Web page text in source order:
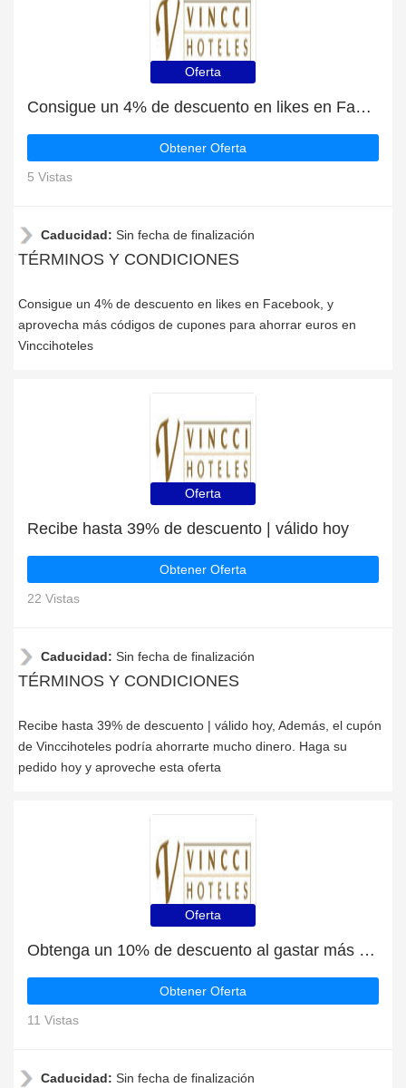
Oferta
Consigue un 4% de descuento en likes en Facebook
Obtener Oferta
5 Vistas
Caducidad: Sin fecha de finalización
TÉRMINOS Y CONDICIONES
Consigue un 4% de descuento en likes en Facebook, y
aprovecha más códigos de cupones para ahorrar euros en
Vinccihoteles
Oferta
Recibe hasta 39% de descuento | válido hoy
Obtener Oferta
22 Vistas
Caducidad: Sin fecha de finalización
TÉRMINOS Y CONDICIONES
Recibe hasta 39% de descuento | válido hoy, Además, el cupón
de Vinccihoteles podría ahorrarte mucho dinero. Haga su
pedido hoy y aproveche esta oferta
Oferta
Obtenga un 10% de descuento al gastar más de 64€
Obtener Oferta
11 Vistas
Caducidad: Sin fecha de finalización